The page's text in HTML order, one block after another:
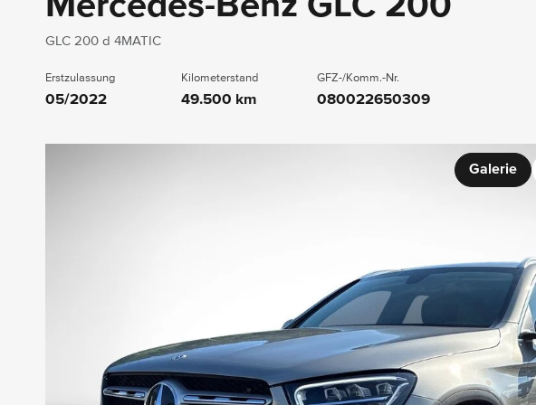
GLC 200 d 4MATIC
Erstzulassung
05/2022
Kilometerstand
49.500 km
GFZ-/Komm.-Nr.
080022650309
Galerie